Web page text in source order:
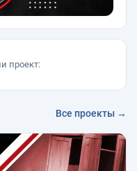
проект:
Все проекты →